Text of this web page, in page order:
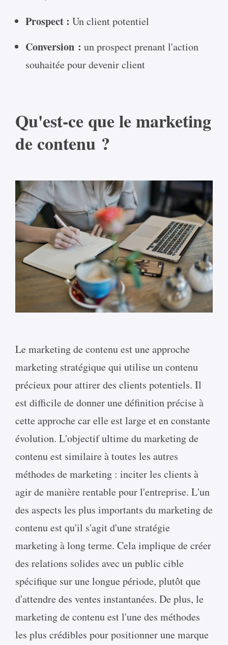
Prospect : Un client potentiel
Conversion : un prospect prenant l'action
souhaitée pour devenir client
Qu'est-ce que le marketing
de contenu ?
Le marketing de contenu est une approche
marketing stratégique qui utilise un contenu
précieux pour attirer des clients potentiels. Il
est difficile de donner une définition précise à
cette approche car elle est large et en constante
évolution. L'objectif ultime du marketing de
contenu est similaire à toutes les autres
méthodes de marketing : inciter les clients à
agir de manière rentable pour l'entreprise. L'un
des aspects les plus importants du marketing de
contenu est qu'il s'agit d'une stratégie
marketing à long terme. Cela implique de créer
des relations solides avec un public cible
spécifique sur une longue période, plutôt que
d'attendre des ventes instantanées. De plus, le
marketing de contenu est l'une des méthodes
les plus crédibles pour positionner une marque